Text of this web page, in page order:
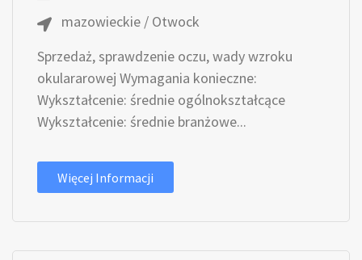
mazowieckie / Otwock
Sprzedaż, sprawdzenie oczu, wady wzroku
okulararowej Wymagania konieczne:
Wykształcenie: średnie ogólnokształcące
Wykształcenie: średnie branżowe...
Więcej Informacji